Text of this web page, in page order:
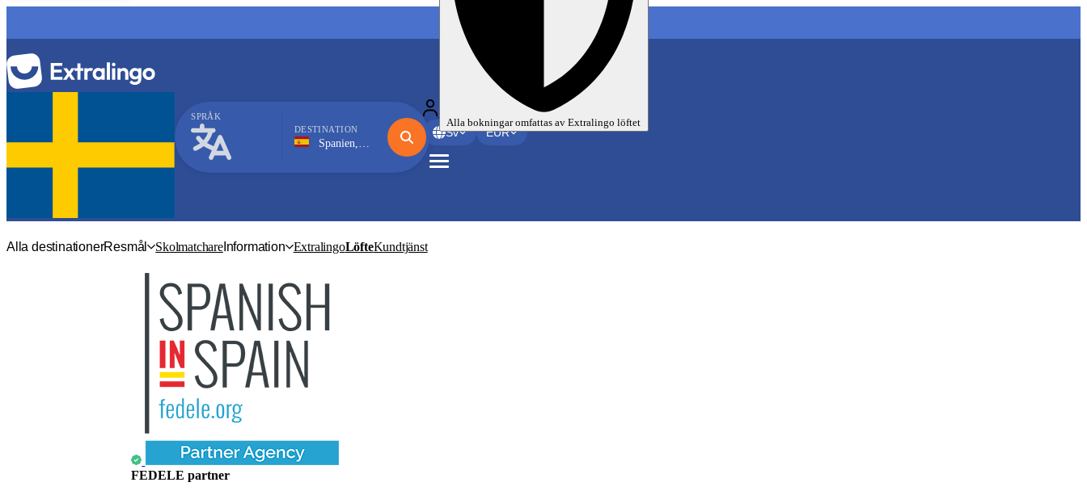
Alla bokningar omfattas av Extralingo löftet
SPRÅK
DESTINATION
Spanien, Marbella
Sv EUR
Alla destinationerResmål SkolmatchareInformation ExtralingoLöfteKundtjänst
FEDELE partner